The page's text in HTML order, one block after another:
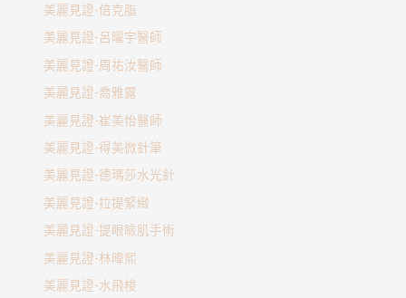
美麗見證-倍克脂
美麗見證-呂曜宇醫師
美麗見證-周祐汝醫師
美麗見證-喬雅露
美麗見證-崔美怡醫師
美麗見證-得美微針筆
美麗見證-德瑪莎水光針
美麗見證-拉提緊緻
美麗見證-提眼瞼肌手術
美麗見證-林暐熙
美麗見證-水飛梭